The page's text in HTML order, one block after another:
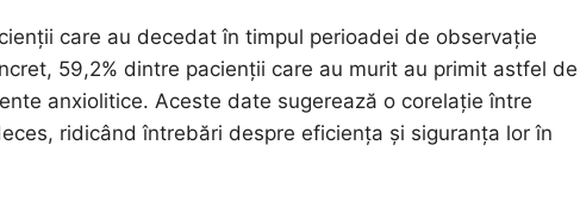
care au decedat în timpul perioadei de observație
59,2% dintre pacienții care au murit au primit astfel de
anxiolitice. Aceste date sugerează o corelație între
ridicând întrebări despre eficiența și siguranța lor în